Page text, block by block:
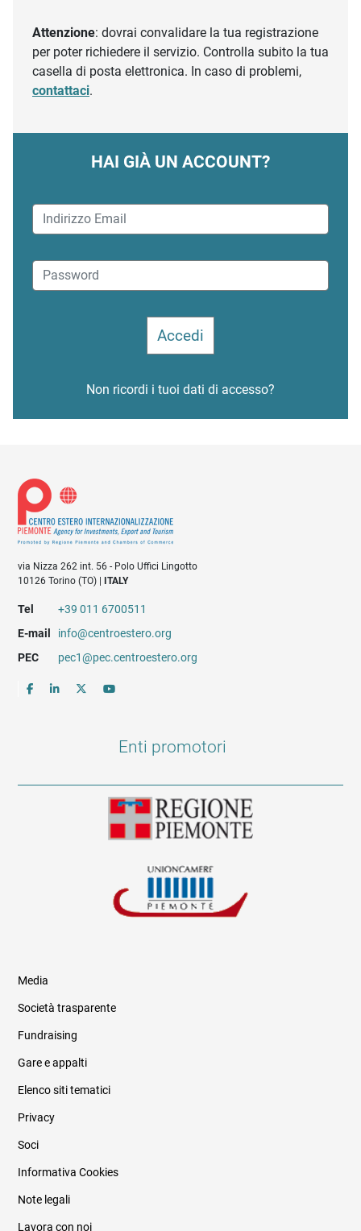
Attenzione: dovrai convalidare la tua registrazione
per poter richiedere il servizio. Controlla subito la tua
casella di posta elettronica. In caso di problemi,
contattaci.
HAI GIÀ UN ACCOUNT?
Non ricordi i tuoi dati di accesso?
via Nizza 262 int. 56 - Polo Uffici Lingotto
10126 Torino (TO) |
ITALY
Tel
+39 011 6700511
E-mail
info@centroestero.org
PEC
pec1@pec.centroestero.org
Enti promotori
Informazioni legali e trasparenza
Media
Società trasparente
Fundraising
Gare e appalti
Elenco siti tematici
Privacy
Soci
Informativa Cookies
Note legali
Lavora con noi